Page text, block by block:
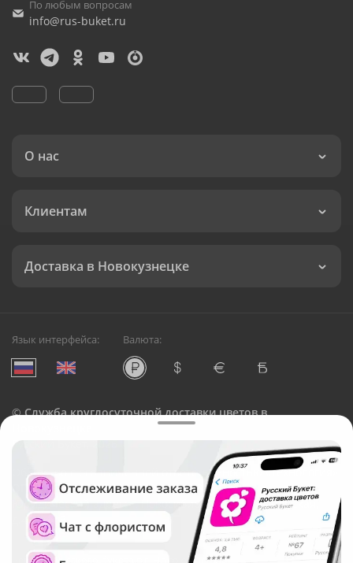
По любым вопросам
info@rus-buket.ru
О нас
Клиентам
Доставка в Новокузнецке
Язык интерфейса: Валюта:
©Служба круглосуточной доставки цветов в
Русский Букет, 2026
Общество с ограниченной ответственностью «Технология»
ОГРН: 1195476081745, ИНН: 5410081997
Юридический адрес: г. Новосибирск, ул. Ипподромская,
д.42, оф. 3
Рейтинг Русского букета в г. Новокузнецк